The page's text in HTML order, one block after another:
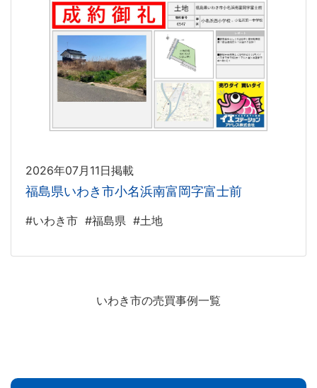
2026年07月11日掲載
福島県いわき市小名浜南富岡字富士前
#いわき市 #福島県 #土地
いわき市の売買事例一覧